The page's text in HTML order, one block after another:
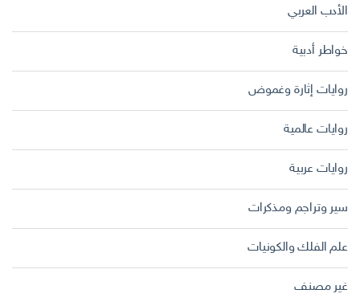
الأدب العربي
خواطر أدبية
روايات إثارة وغموض
روايات عالمية
روايات عربية
سير وتراجم ومذكرات
علم الفلك والكونيات
غير مصنف